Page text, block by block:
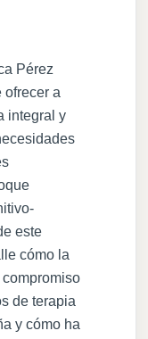
Pérez
ofrecer a
integral y
este
cómo la
de terapia
y cómo ha